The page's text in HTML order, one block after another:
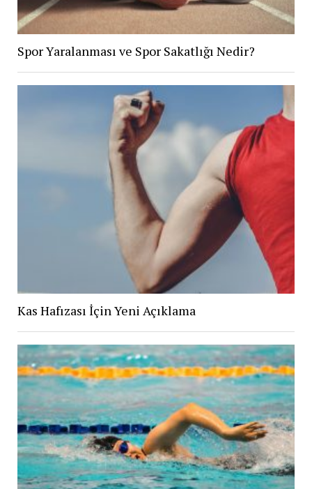
Spor Yaralanması ve Spor Sakatlığı Nedir?
Kas Hafızası İçin Yeni Açıklama